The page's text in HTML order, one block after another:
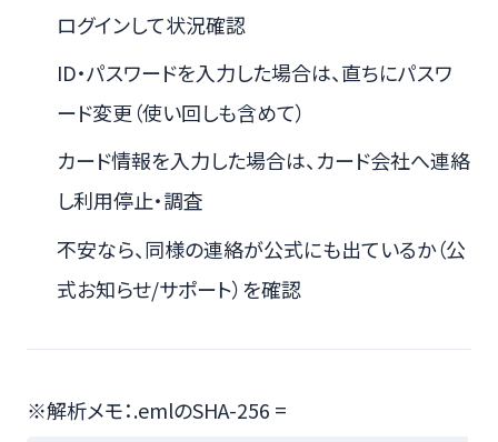
ログインして状況確認
ID・パスワードを入力した場合は、直ちにパスワ
ード変更（使い回しも含めて）
カード情報を入力した場合は、カード会社へ連絡
し利用停止・調査
不安なら、同様の連絡が公式にも出ているか（公
式お知らせ/サポート）を確認
※解析メモ：.emlのSHA-256 =